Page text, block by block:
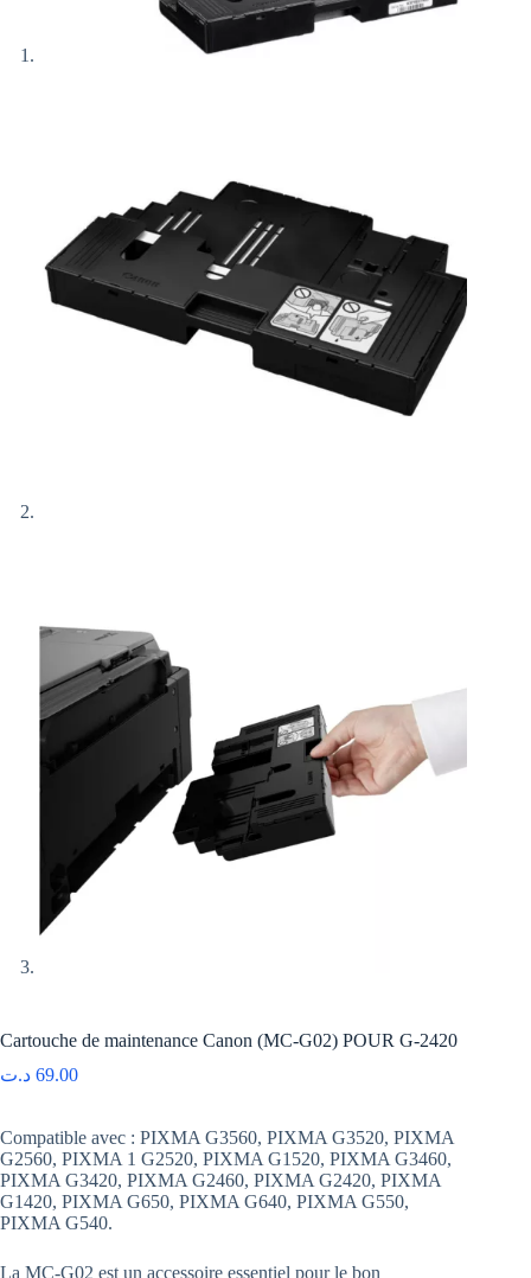
Cartouche de maintenance Canon (MC-G02) POUR G-2420
69.00 د.ت
Compatible avec : PIXMA G3560, PIXMA G3520, PIXMA
G2560, PIXMA 1 G2520, PIXMA G1520, PIXMA G3460,
PIXMA G3420, PIXMA G2460, PIXMA G2420, PIXMA
G1420, PIXMA G650, PIXMA G640, PIXMA G550,
PIXMA G540.
La MC-G02 est un accessoire essentiel pour le bon